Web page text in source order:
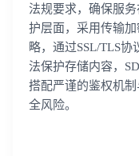
法规要求，确保服
护层面，采用传输
略，通过SSL/TLS
法保护存储内容，
搭配严谨的鉴权机
全风险。